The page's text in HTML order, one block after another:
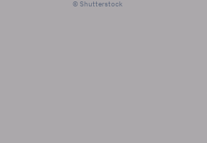
© Shutterstock